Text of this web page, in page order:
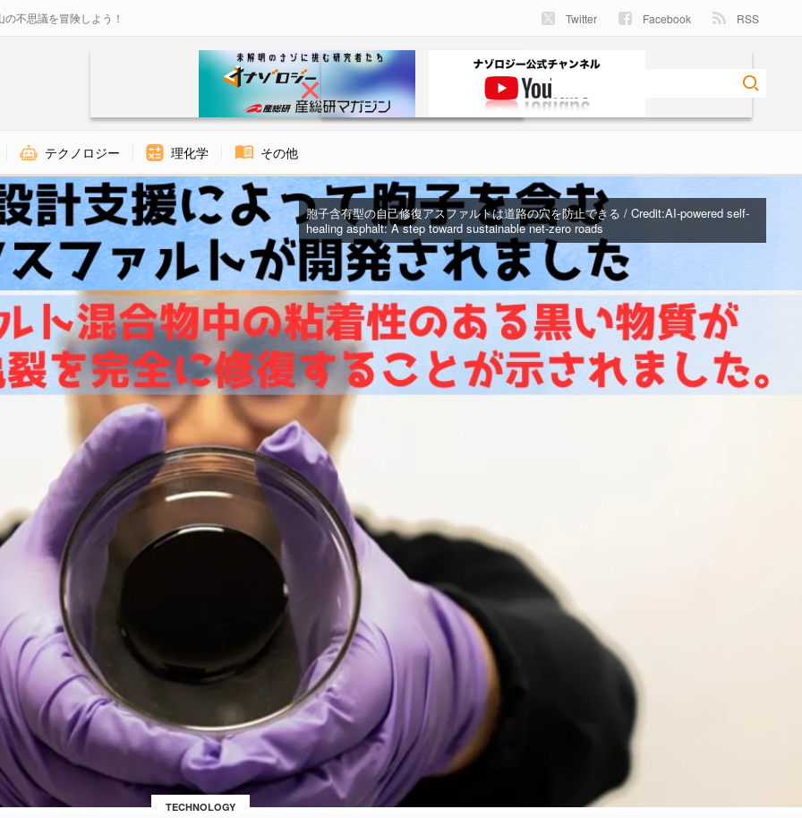
不思議を冒険しよう！ Twitter Facebook RSS
テクノロジー 理化学 その他
胞子含有型の自己修復アスファルトは道路の穴を防止できる / Credit:AI-powered self-
healing asphalt: A step toward sustainable net-zero roads
TECHNOLOGY